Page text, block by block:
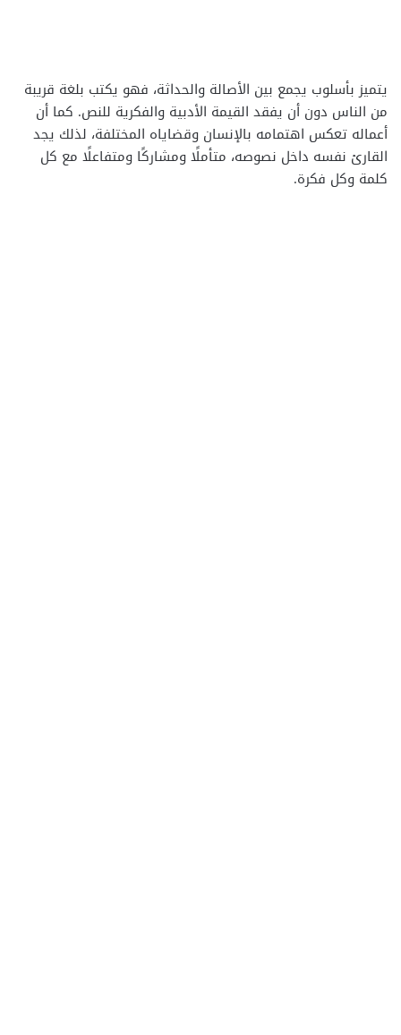
يتميز بأسلوب يجمع بين الأصالة والحداثة، فهو يكتب بلغة قريبة
من الناس دون أن يفقد القيمة الأدبية والفكرية للنص. كما أن
أعماله تعكس اهتمامه بالإنسان وقضاياه المختلفة، لذلك يجد
القارئ نفسه داخل نصوصه، متأملًا ومشاركًا ومتفاعلًا مع كل
كلمة وكل فكرة.